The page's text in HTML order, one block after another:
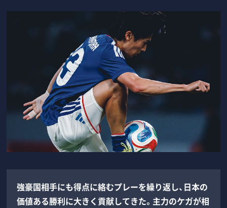
強豪国相手にも得点に絡むプレーを繰り返し、日本の
価値ある勝利に大きく貢献してきた。主力のケガが相